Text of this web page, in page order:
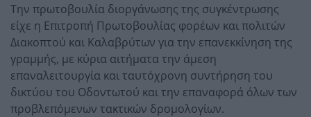
Την πρωτοβουλία διοργάνωσης της συγκέντρωσης
είχε η Επιτροπή Πρωτοβουλίας φορέων και πολιτών
Διακοπτού και Καλαβρύτων για την επανεκκίνηση της
γραμμής, με κύρια αιτήματα την άμεση
επαναλειτουργία και ταυτόχρονη συντήρηση του
δικτύου του Οδοντωτού και την επαναφορά όλων των
προβλεπόμενων τακτικών δρομολογίων.